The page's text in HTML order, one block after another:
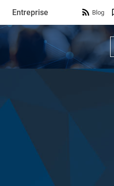
Entreprise Blog